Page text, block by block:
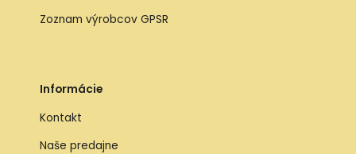
Zoznam výrobcov GPSR
Informácie
Kontakt
Naše predajne